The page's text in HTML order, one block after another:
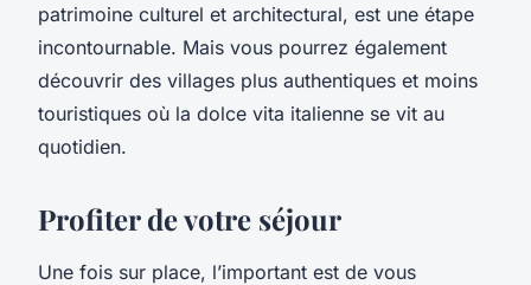
patrimoine culturel et architectural, est une étape
incontournable. Mais vous pourrez également
découvrir des villages plus authentiques et moins
touristiques où la dolce vita italienne se vit au
quotidien.
Profiter de votre séjour
Une fois sur place, l’important est de vous